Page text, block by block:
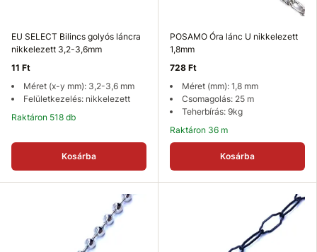
EU SELECT Bilincs golyós láncra
nikkelezett 3,2-3,6mm
11 Ft
Méret (x-y mm): 3,2-3,6 mm
Felületkezelés: nikkelezett
Raktáron 518 db
Kosárba
POSAMO Óra lánc U nikkelezett
1,8mm
728 Ft
Méret (mm): 1,8 mm
Csomagolás: 25 m
Teherbírás: 9kg
Raktáron 36 m
Kosárba